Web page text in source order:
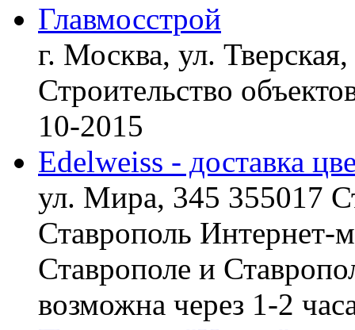
Главмосстрой
г. Москва, ул.
Строительство
10-2015
Edelweiss - доставка
ул. Мира, 345 355017
Ставрополь Интернет-
Ставрополе и
возможна через 1-2